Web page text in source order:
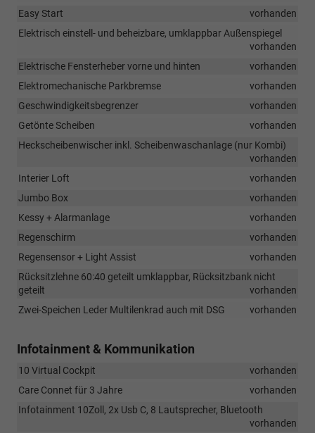
Easy Start
vorhanden
Elektrisch einstell- und beheizbare, umklappbar Außenspiegel
vorhanden
Elektrische Fensterheber vorne und hinten
vorhanden
Elektromechanische Parkbremse
vorhanden
Geschwindigkeitsbegrenzer
vorhanden
Getönte Scheiben
vorhanden
Heckscheibenwischer inkl. Scheibenwaschanlage (nur Kombi)
vorhanden
Interier Loft
vorhanden
Jumbo Box
vorhanden
Kessy + Alarmanlage
vorhanden
Regenschirm
vorhanden
Regensensor + Light Assist
vorhanden
Rücksitzlehne 60:40 geteilt umklappbar, Rücksitzbank nicht
geteilt
vorhanden
Zwei-Speichen Leder Multilenkrad auch mit DSG
vorhanden
Infotainment & Kommunikation
10 Virtual Cockpit
vorhanden
Care Connet für 3 Jahre
vorhanden
Infotainment 10Zoll, 2x Usb C, 8 Lautsprecher, Bluetooth
vorhanden